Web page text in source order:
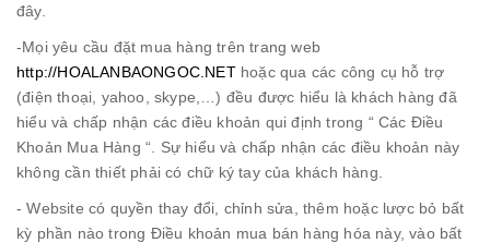
đây.
-Mọi yêu cầu đặt mua hàng trên trang web
http://HOALANBAONGOC.NEThoặc qua các công cụ hỗ trợ
(điện thoại, yahoo, skype,…) đều được hiểu là khách hàng đã
hiểu và chấp nhận các điều khoản qui định trong “ Các Điều
Khoản Mua Hàng “. Sự hiểu và chấp nhận các điều khoản này
không cần thiết phải có chữ ký tay của khách hàng.
- Website có quyền thay đổi, chỉnh sửa, thêm hoặc lược bỏ bất
kỳ phần nào trong Điều khoản mua bán hàng hóa này, vào bất